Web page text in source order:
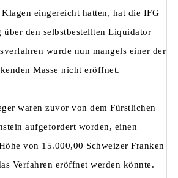
Klagen eingereicht hatten, hat die IFG
über den selbstbestellten Liquidator
wurde nun mangels einer der
Masse nicht eröffnet.
waren zuvor von dem Fürstlichen
aufgefordert worden, einen
von 15.000,00 Schweizer Franken
Verfahren eröffnet werden könnte.